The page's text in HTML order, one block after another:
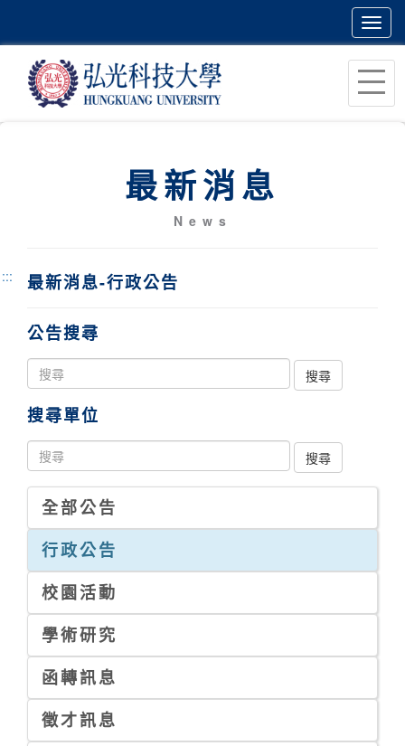
最新消息
News
::: 最新消息-行政公告
公告搜尋
搜尋單位
全部公告
行政公告
校園活動
學術研究
函轉訊息
徵才訊息